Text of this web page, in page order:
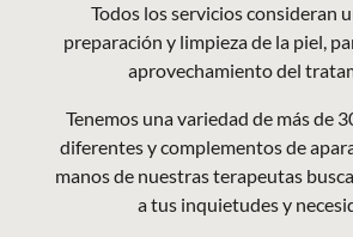
Todos los servicios consideran
preparación y limpieza de la piel,
aprovechamiento del
Tenemos una variedad de más de
diferentes y complementos de
manos de nuestras terapeutas
a tus inquietudes y